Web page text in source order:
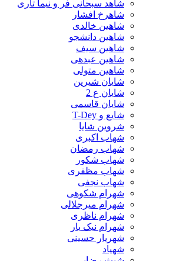
شاهد سبحانی فر و نیما تاری
شاهرخ افشار
شاهین خالدی
شاهین دانشجو
شاهین سیف
شاهین عبدهی
شاهین متولی
شایان شیرین
شایان ع 2
شایان قاسمی
شایع و T-Dey
شروین شایا
شهاب اکبری
شهاب رمضان
شهاب شکور
شهاب مظفری
شهاب نجفی
شهرام شکوهی
شهرام میرجلالی
شهرام ناظری
شهرام نیک یار
شهریار حسینی
شهیاد